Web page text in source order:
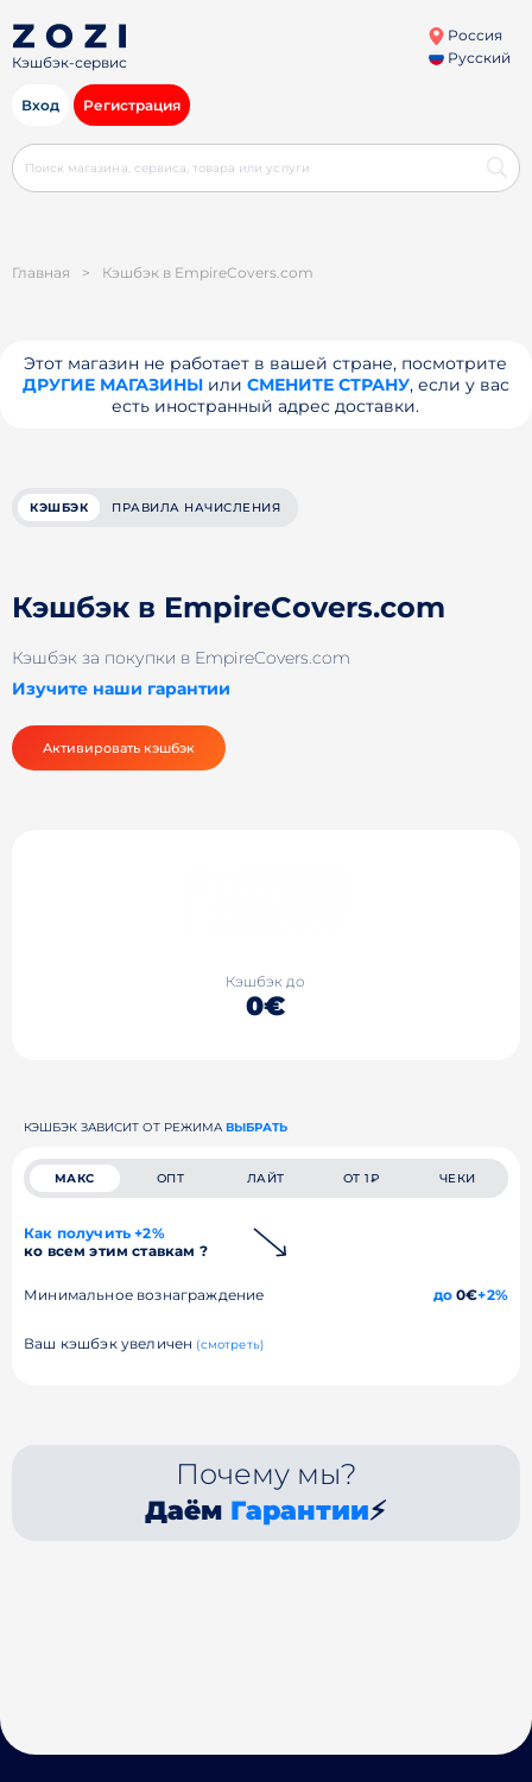
Кэшбэк-сервис
Россия
Русский
Вход Регистрация
Главная > Кэшбэк в EmpireCovers.com
Этот магазин не работает в вашей стране, посмотрите
ДРУГИЕ МАГАЗИНЫили СМЕНИТЕ СТРАНУ, если у вас
есть иностранный адрес доставки.
КЭШБЭК ПРАВИЛА НАЧИСЛЕНИЯ
Кэшбэк в EmpireCovers.com
Кэшбэк за покупки в EmpireCovers.com
Изучите наши гарантии
Активировать кэшбэк
Кэшбэк до
0€
КЭШБЭК ЗАВИСИТ ОТ РЕЖИМА ВЫБРАТЬ
МАКС ОПТ ЛАЙТ ОТ 1₽ ЧЕКИ
Как получить +2%
ко всем этим ставкам ?
Минимальное вознаграждение до0€+2%
Ваш кэшбэк увеличен (смотреть)
Почему мы?
Даём Гарантии⚡